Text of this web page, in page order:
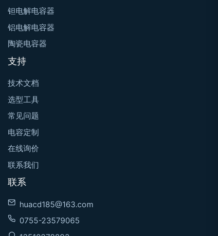
钽电解电容器
铝电解电容器
陶瓷电容器
支持
技术文档
选型工具
常见问题
电容定制
在线询价
联系我们
联系
huacd185@163.com
0755-23579065